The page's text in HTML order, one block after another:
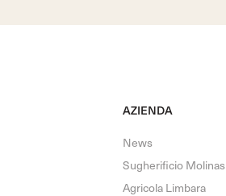
AZIENDA
News
Sugherificio Molinas
Agricola Limbara